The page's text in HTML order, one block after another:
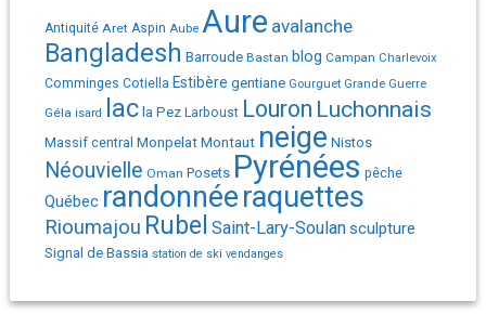
Antiquité Aret Aspin Aube Aure avalanche
Bangladesh Barroude Bastan blog Campan Charlevoix
Comminges Cotiella Estibère gentiane Gourguet Grande Guerre
Géla isard lac la Pez Larboust Louron Luchonnais
Massif central MonpelatMontaut neige Nistos
Néouvielle Oman Posets Pyrénées pêche
Québec randonnéeraquettes
Rioumajou Rubel Saint-Lary-Soulansculpture
Signal de Bassia station de ski vendanges